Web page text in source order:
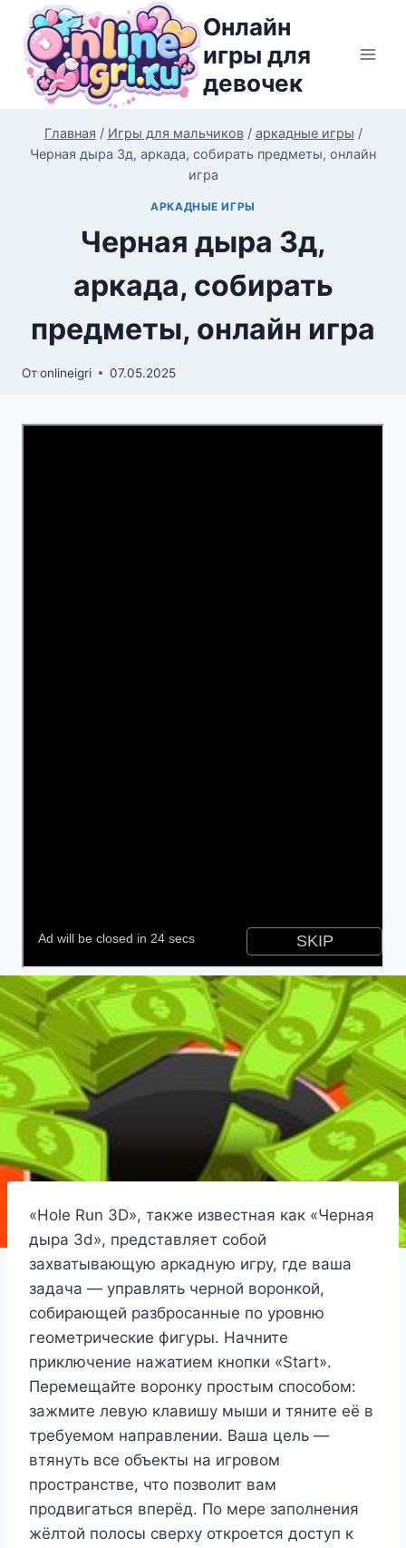
Перейти
содержимому
Онлайн
игры для
девочек
Главная / Игры для мальчиков / аркадные игры /
Черная дыра 3д, аркада, собирать предметы, онлайн
игра
АРКАДНЫЕ ИГРЫ
Черная дыра 3д,
аркада, собирать
предметы, онлайн игра
Отonlineigri 07.05.2025
«Hole Run 3D», также известная как «Черная
дыра 3d», представляет собой
захватывающую аркадную игру, где ваша
задача — управлять черной воронкой,
собирающей разбросанные по уровню
геометрические фигуры. Начните
приключение нажатием кнопки «Start».
Перемещайте воронку простым способом:
зажмите левую клавишу мыши и тяните её в
требуемом направлении. Ваша цель —
втянуть все объекты на игровом
пространстве, что позволит вам
продвигаться вперёд. По мере заполнения
жёлтой полосы сверху откроется доступ к